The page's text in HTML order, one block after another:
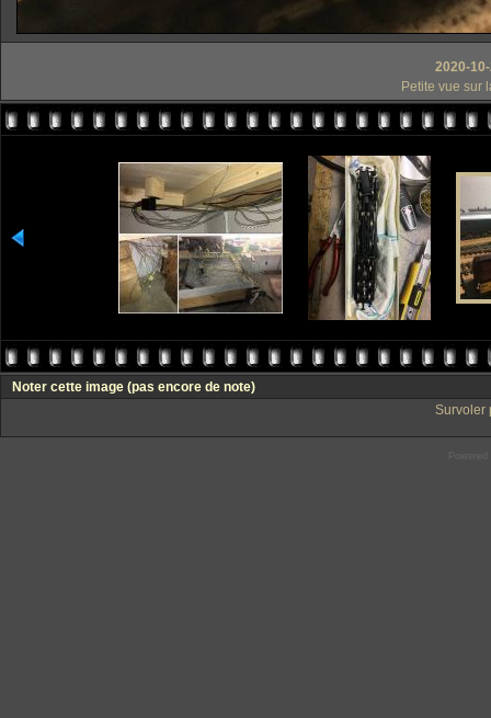
2020-
Petite vue sur
Noter cette image (pas encore de note)
Survoler